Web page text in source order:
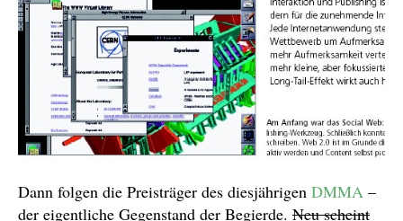
Dann folgen die Preisträger des diesjährigen DMMA –
der eigentliche Gegenstand der Begierde. Neu scheint